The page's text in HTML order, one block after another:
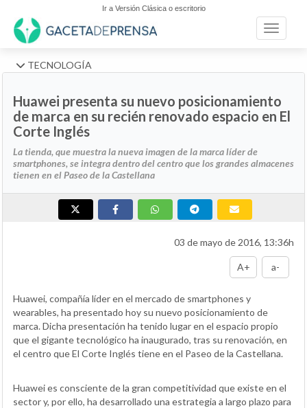
Ir a Versión Clásica o escritorio
Toggle
TECNOLOGÍA
Huawei presenta su nuevo posicionamiento
de marca en su recién renovado espacio en El
Corte Inglés
La tienda, que muestra la nueva imagen de la marca líder de
smartphones, se integra dentro del centro que los grandes almacenes
tienen en el Paseo de la Castellana
03 de mayo de 2016, 13:36h
A+ a-
Huawei, compañía líder en el mercado de smartphones y
wearables, ha presentado hoy su nuevo posicionamiento de
marca. Dicha presentación ha tenido lugar en el espacio propio
que el gigante tecnológico ha inaugurado, tras su renovación, en
el centro que El Corte Inglés tiene en el Paseo de la Castellana.
Huawei es consciente de la gran competitividad que existe en el
sector y, por ello, ha desarrollado una estrategia a largo plazo para